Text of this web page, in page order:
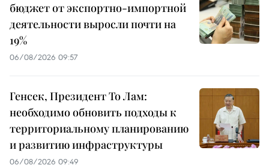
бюджет от экспортно-импортной
деятельности выросли почти на
19%
06/08/2026 09:57
Генсек, Президент То Лам:
необходимо обновить подходы к
территориальному планированию
и развитию инфраструктуры
06/08/2026 09:49